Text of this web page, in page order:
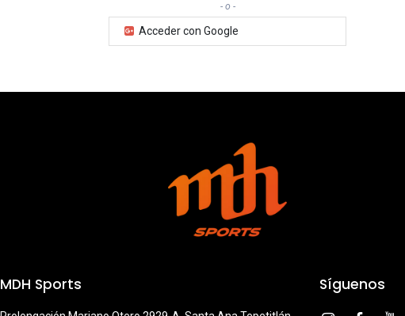
- o -
Acceder con Google
MDH Sports Síguenos